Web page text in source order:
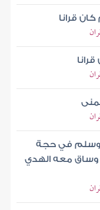
قرانا
وسلم في حجة
وساق معه الهدي